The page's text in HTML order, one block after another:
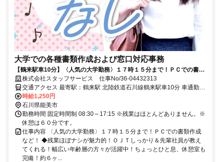
大学での各種書類作成および窓口対応事務
【鶴来駅車10分】〈人気の大学勤務〉１７時１５分まで！ＰＣでの書類
作成など！
株式会社スタッフサービス 仕事No/36-04432313
交通アクセス 最寄駅：鶴来駅 北陸鉄道石川線鶴来駅車10分 車通勤可
能
時給1,250円
石川県能美市
勤務時間 固定時間制 08:30～17:15 ※残業はほとんどありません。※
休憩は６０分です。
仕事内容 〈人気の大学勤務〉１７時１５分まで！ＰＣでの書類作成
など！ ◆残業ほぼナシが魅力的！ＯＪＴしっかり＆先輩社員が教え
てくれる！幅広い年齢層の方々が活躍中！ちょっとひと息、休憩室も
完備！約６ヶ...